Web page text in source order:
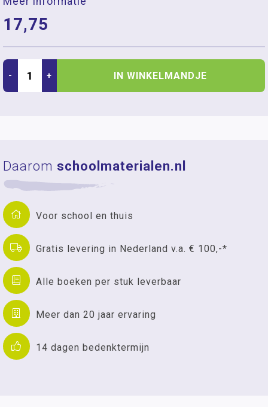
17,75
- + IN WINKELMANDJE
Daarom schoolmaterialen.nl
Voor school en thuis
Gratis levering in Nederland v.a. € 100,-*
Alle boeken per stuk leverbaar
Meer dan 20 jaar ervaring
14 dagen bedenktermijn